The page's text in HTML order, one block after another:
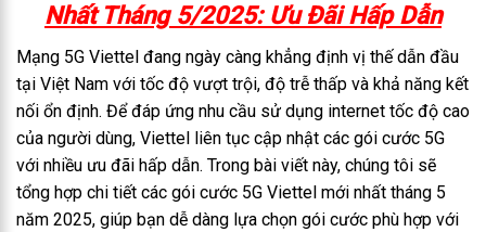
Nhất Tháng 5/2025: Ưu Đãi Hấp Dẫn
Mạng 5G Viettel đang ngày càng khẳng định vị thế dẫn đầu
tại Việt Nam với tốc độ vượt trội, độ trễ thấp và khả năng kết
nối ổn định. Để đáp ứng nhu cầu sử dụng internet tốc độ cao
của người dùng, Viettel liên tục cập nhật các gói cước 5G
với nhiều ưu đãi hấp dẫn. Trong bài viết này, chúng tôi sẽ
tổng hợp chi tiết các gói cước 5G Viettel mới nhất tháng 5
năm 2025, giúp bạn dễ dàng lựa chọn gói cước phù hợp với